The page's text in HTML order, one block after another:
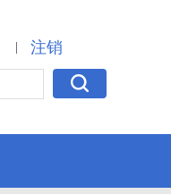
| 注销